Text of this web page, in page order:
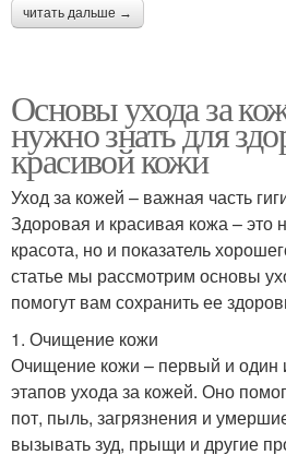
читать дальше →
Основы ухода за
нужно знать для
красивой кожи
Уход за кожей – важная часть
Здоровая и красивая кожа – это
красота, но и показатель
статье мы рассмотрим основы
помогут вам сохранить ее
1. Очищение кожи
Очищение кожи – первый и один
этапов ухода за кожей. Оно
пот, пыль, загрязнения и
вызывать зуд, прыщи и другие